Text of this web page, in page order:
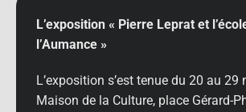
L’exposition « Pierre Leprat et
l’Aumance »
L’exposition s’est tenue du 20 au
Maison de la Culture, place Gérard-